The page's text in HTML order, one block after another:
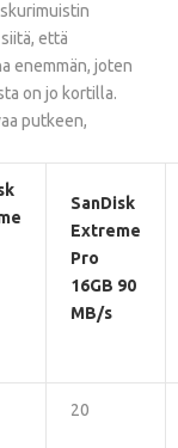
että
enemmän, joten
on jo kortilla.
putkeen,
SanDisk
Extreme
Pro
16GB 90
MB/s
20